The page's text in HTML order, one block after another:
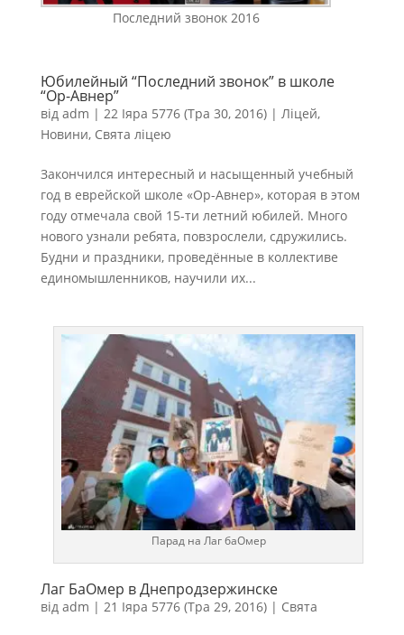
Последний звонок 2016
Юбилейный “Последний звонок” в школе
“Ор-Авнер”
від adm | 22 Іяра 5776 (Тра 30, 2016)| Ліцей,
Новини, Свята ліцею
Закончился интересный и насыщенный учебный
год в еврейской школе «Ор-Авнер», которая в этом
году отмечала свой 15-ти летний юбилей. Много
нового узнали ребята, повзрослели, сдружились.
Будни и праздники, проведённые в коллективе
единомышленников, научили их...
Парад на Лаг баОмер
Лаг БаОмер в Днепродзержинске
від adm | 21 Іяра 5776 (Тра 29, 2016)| Свята